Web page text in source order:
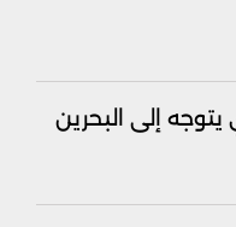
إلى البحرين